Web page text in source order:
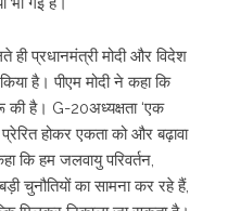
ही प्रधानमंत्री मोदी और विदेश
है। पीएम मोदी ने कहा कि
है। G-20अध्यक्षता ‘एक
होकर एकता को और बढ़ावा
कि हम जलवायु परिवर्तन,
चुनौतियों का सामना कर रहे हैं,